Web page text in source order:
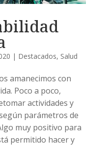
| Destacados, Salud
amanecimos con
Poco a poco,
actividades y
parámetros de
muy positivo para
permitido hacer y